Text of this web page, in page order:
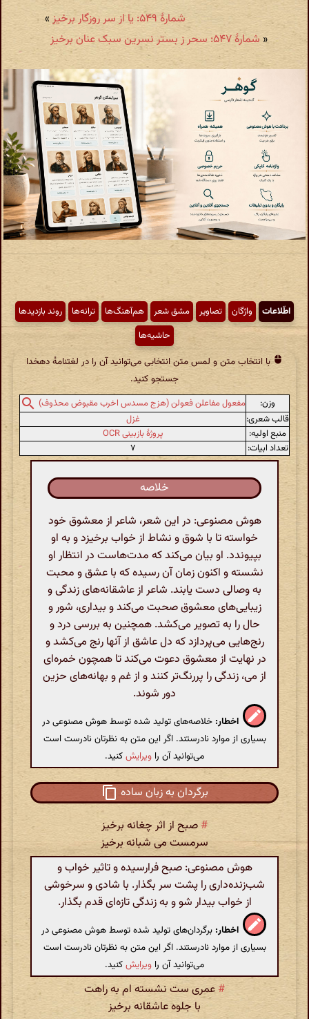
شمارهٔ ۵۴۹: یا از سر روزگار برخیز
»
« شمارهٔ ۵۴۷: سحر ز بستر نسرین سبک عنان برخیز
اطّلاعات واژگان تصاویر مشق شعر هم‌آهنگ‌ها ترانه‌ها
روند بازدیدها
حاشیه‌ها
با انتخاب متن و لمس متن انتخابی می‌توانید آن را در لغتنامهٔ دهخدا
جستجو کنید.
وزن:
مفعول مفاعلن فعولن (هزج مسدس اخرب مقبوض محذوف)
قالب شعری:
غزل
منبع اولیه:
پروژهٔ بازبینی OCR
تعداد ابیات:
۷
خلاصه
هوش مصنوعی: در این شعر، شاعر از معشوق خود
خواسته تا با شوق و نشاط از خواب برخیزد و به او
بپیوندد. او بیان می‌کند که مدت‌هاست در انتظار او
نشسته و اکنون زمان آن رسیده که با عشق و محبت
به وصالی دست یابند. شاعر از عاشقانه‌های زندگی و
زیبایی‌های معشوق صحبت می‌کند و بیداری، شور و
حال را به تصویر می‌کشد. همچنین به بررسی درد و
رنج‌هایی می‌پردازد که دل عاشق از آنها رنج می‌کشد و
در نهایت از معشوق دعوت می‌کند تا همچون خمره‌ای
از می، زندگی را پررنگ‌تر کنند و از غم و بهانه‌های حزین
دور شوند.
اخطار: خلاصه‌های تولید شده توسط هوش مصنوعی در
بسیاری از موارد نادرستند. اگر این متن به نظرتان نادرست است
می‌توانید آن را ویرایشکنید.
برگردان به زبان ساده
# صبح از اثر چغانه برخیز
سرمست می شبانه برخیز
هوش مصنوعی: صبح فرارسیده و تاثیر خواب و
شب‌زنده‌داری را پشت سر بگذار. با شادی و سرخوشی
از خواب بیدار شو و به زندگی تازه‌ای قدم بگذار.
اخطار: برگردان‌های تولید شده توسط هوش مصنوعی در
بسیاری از موارد نادرستند. اگر این متن به نظرتان نادرست است
می‌توانید آن را ویرایشکنید.
# عمری ست نشسته ام به راهت
با جلوه عاشقانه برخیز